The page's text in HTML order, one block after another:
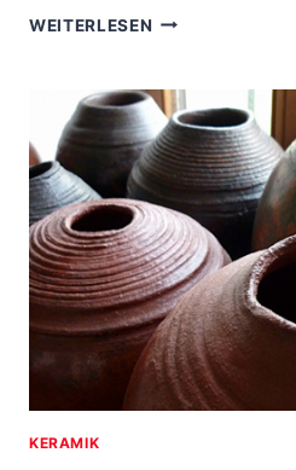
WEITERLESEN PRESSER,
KERAMIK